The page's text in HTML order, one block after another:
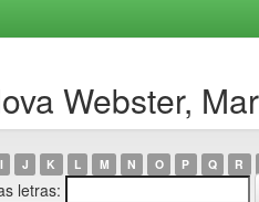
Webster,
I J K L M N O P Q R
letras: